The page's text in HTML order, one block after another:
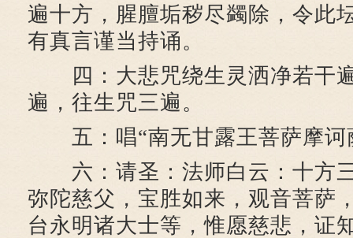
遍十方，腥膻垢秽尽蠲除，令此
有真言谨当持诵。
四：大悲咒绕生灵洒净若干
遍，往生咒三遍。
五：唱“南无甘露王菩萨摩诃
六：请圣：法师白云：十方
弥陀慈父，宝胜如来，观音菩萨
台永明诸大士等，惟愿慈悲，证